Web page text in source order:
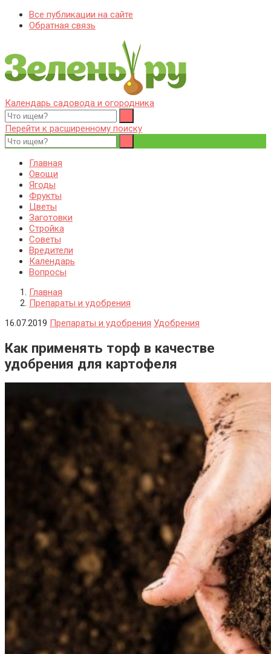
Все публикации на сайте
Обратная связь
Zelenj.ru – все про садоводство, земледелие, фермерство и
птицеводство
Особенности садоводства, земледелия, фермерства и
птицеводства. Выращивания культур, сбор и хранение урожая.
Уход за дачным участком, деревьями и кустами. Полезные
советы дачникам и садоводам
Календарь садовода и огородника
Перейти к расширенному поиску
Главная
Овощи
Ягоды
Фрукты
Цветы
Заготовки
Стройка
Советы
Вредители
Календарь
Вопросы
Главная
Препараты и удобрения
16.07.2019 Препараты и удобрения Удобрения
Как применять торф в качестве
удобрения для картофеля